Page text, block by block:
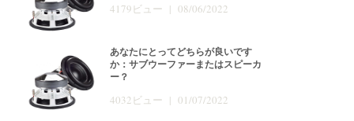
4179ビュー | 08/06/2022
あなたにとってどちらが良いです
か：サブウーファーまたはスピーカ
ー？
4032ビュー | 01/07/2022